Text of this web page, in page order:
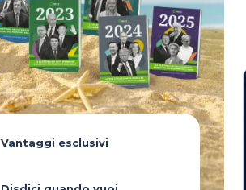
Vantaggi esclusivi